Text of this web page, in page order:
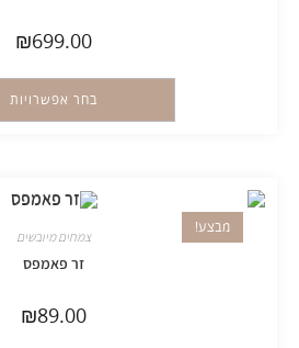
₪699.00
בחר אפשרויות
מבצע!
צמחים מיובשים
זר פאמפס
₪89.00